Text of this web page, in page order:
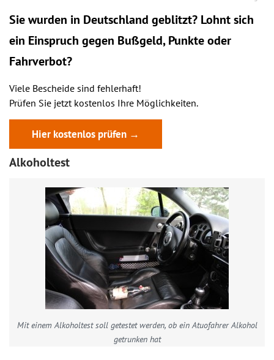
Sie wurden in Deutschland geblitzt? Lohnt sich
ein Einspruch gegen Bußgeld, Punkte oder
Fahrverbot?
Viele Bescheide sind fehlerhaft!
Prüfen Sie jetzt kostenlos Ihre Möglichkeiten.
Hier kostenlos prüfen →
Alkoholtest
Mit einem Alkoholtest soll getestet werden, ob ein Atuofahrer Alkohol
getrunken hat